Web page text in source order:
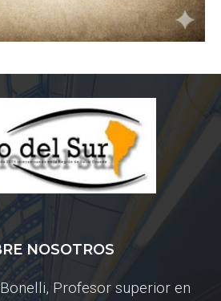
NOSOTROS
Profesor superior en